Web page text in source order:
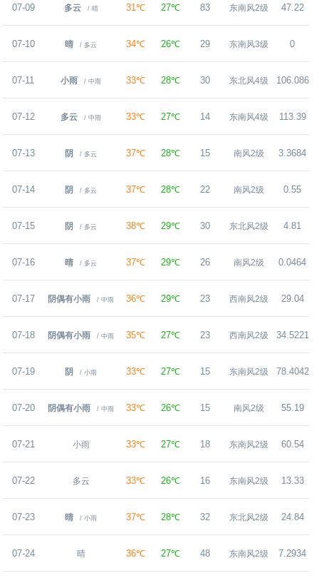
07-09 多云 / 晴 31℃ 27℃ 83 东南风2级 47.22
07-10 晴 / 多云 34℃ 26℃ 29 东南风3级 0
07-11 小雨 / 中雨 33℃ 28℃ 30 东北风4级 106.086
4
07-12 多云 / 中雨 33℃ 27℃ 14 东南风4级 113.39
07-13 阴 / 多云 37℃ 28℃ 15 南风2级 3.3684
07-14 阴 / 多云 37℃ 28℃ 22 南风2级 0.55
07-15 阴 / 多云 38℃ 29℃ 30 东北风2级 4.81
07-16 晴 / 多云 37℃ 29℃ 26 南风2级 0.0464
07-17 阴偶有小雨 / 中雨 36℃ 29℃ 23 西南风2级 29.04
07-18 阴偶有小雨 / 中雨 35℃ 27℃ 23 西南风2级 34.5221
07-19 阴 / 小雨 33℃ 27℃ 15 东南风2级 78.4042
07-20 阴偶有小雨 / 中雨 33℃ 26℃ 15 南风2级 55.19
07-21 小雨 33℃ 27℃ 18 东南风2级 60.54
07-22 多云 33℃ 26℃ 16 东南风2级 13.33
07-23 晴 / 小雨 37℃ 28℃ 32 东北风2级 24.84
07-24 晴 36℃ 27℃ 48 东南风2级 7.2934